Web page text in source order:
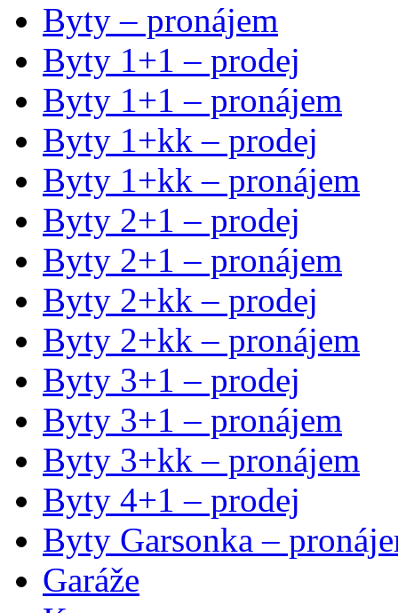
Byty – pronájem
Byty 1+1 – prodej
Byty 1+1 – pronájem
Byty 1+kk – prodej
Byty 1+kk – pronájem
Byty 2+1 – prodej
Byty 2+1 – pronájem
Byty 2+kk – prodej
Byty 2+kk – pronájem
Byty 3+1 – prodej
Byty 3+1 – pronájem
Byty 3+kk – pronájem
Byty 4+1 – prodej
Byty Garsonka –
Garáže